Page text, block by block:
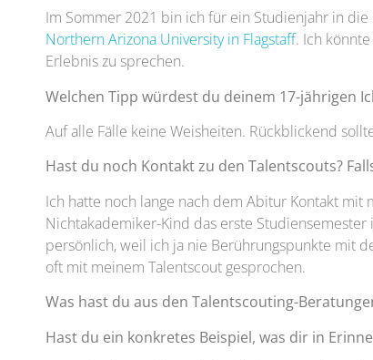
Im Sommer 2021 bin ich für ein Studienjahr in die
Northern Arizona University in Flagstaff. Ich
Erlebnis zu sprechen.
Welchen Tipp würdest du deinem 17-jährigen
Auf alle Fälle keine Weisheiten. Rückblickend
Hast du noch Kontakt zu den Talentscouts?
Ich hatte noch lange nach dem Abitur Kontakt mit
Nichtakademiker-Kind das erste
persönlich, weil ich ja nie Berührungspunkte mit
oft mit meinem Talentscout gesprochen.
Was hast du aus den Talentscouting-
Hast du ein konkretes Beispiel, was dir in